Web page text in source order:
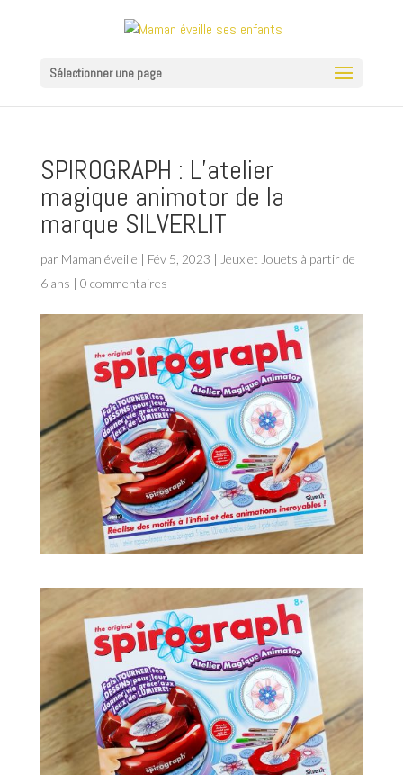
Sélectionner une page
SPIROGRAPH : L’atelier
magique animotor de la
marque SILVERLIT
par Maman éveille | Fév 5, 2023 | Jeux et Jouets à partir de
6 ans | 0 commentaires